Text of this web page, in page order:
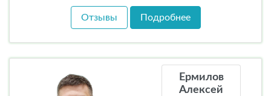
Отзывы Подробнее
Ермилов
Алексей